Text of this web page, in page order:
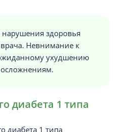
здоровья
врача. Невнимание к
ухудшению
диабета 1 типа
диабета 1 типа